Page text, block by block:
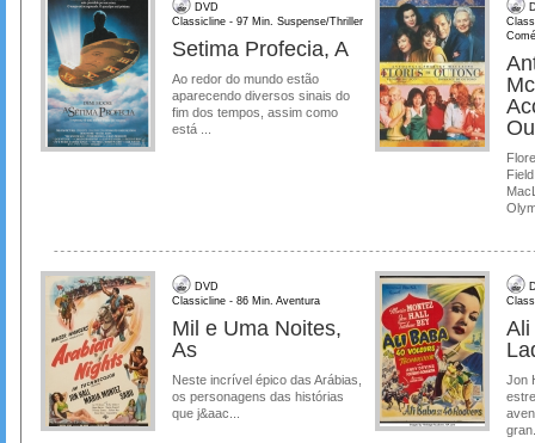
DVD
Classicline - 97 Min. Suspense/Thriller
Setima Profecia, A
Ao redor do mundo estão
aparecendo diversos sinais do
fim dos tempos, assim como
está ...
DVD
Classicline - 86 Min. Aventura
Mil e Uma Noites,
As
Neste incrível épico das Arábias,
os personagens das histórias
que j&aac...
Ali
Jon